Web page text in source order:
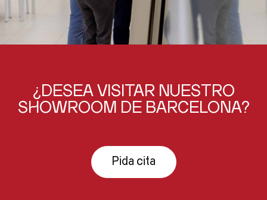
¿DESEA VISITAR NUESTRO
SHOWROOM DE BARCELONA?
Pida cita